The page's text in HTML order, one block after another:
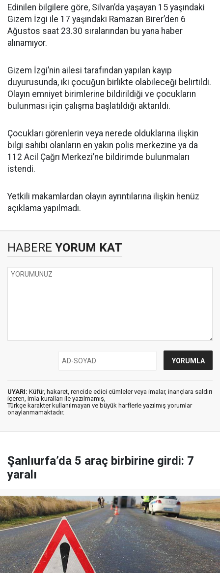
Edinilen bilgilere göre, Silvan’da yaşayan 15 yaşındaki
Gizem İzgi ile 17 yaşındaki Ramazan Birer’den 6
Ağustos saat 23.30 sıralarından bu yana haber
alınamıyor.
Gizem İzgi’nin ailesi tarafından yapılan kayıp
duyurusunda, iki çocuğun birlikte olabileceği belirtildi.
Olayın emniyet birimlerine bildirildiği ve çocukların
bulunması için çalışma başlatıldığı aktarıldı.
Çocukları görenlerin veya nerede olduklarına ilişkin
bilgi sahibi olanların en yakın polis merkezine ya da
112 Acil Çağrı Merkezi’ne bildirimde bulunmaları
istendi.
Yetkili makamlardan olayın ayrıntılarına ilişkin henüz
açıklama yapılmadı.
HABERE YORUM KAT
UYARI: Küfür, hakaret, rencide edici cümleler veya imalar, inançlara saldırı
içeren, imla kuralları ile yazılmamış,
Türkçe karakter kullanılmayan ve büyük harflerle yazılmış yorumlar
onaylanmamaktadır.
Şanlıurfa’da 5 araç birbirine girdi: 7
yaralı